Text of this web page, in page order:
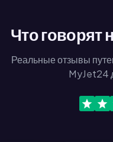
Что говорят
Реальные отзывы
MyJet24